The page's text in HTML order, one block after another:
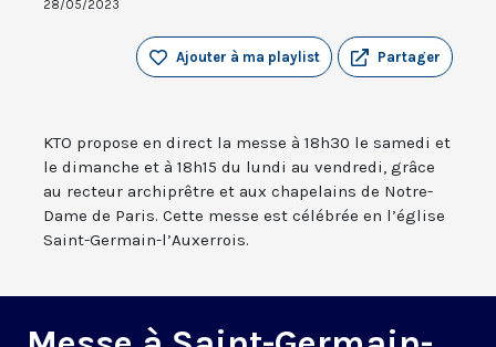
28/05/2023
Partager
Ajouter à ma playlist
KTO propose en direct la messe à 18h30 le samedi et
le dimanche et à 18h15 du lundi au vendredi, grâce
au recteur archiprêtre et aux chapelains de Notre-
Dame de Paris. Cette messe est célébrée en l’église
Saint-Germain-l’Auxerrois.